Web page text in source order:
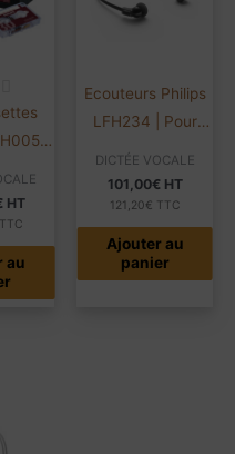
de
HT
TTC
au
Ecouteurs Philips
LFH234 | Pour
LFH720 et LFH72
DICTÉE VOCALE
101,00€ HT
121,20€ TTC
Ajouter au
panier